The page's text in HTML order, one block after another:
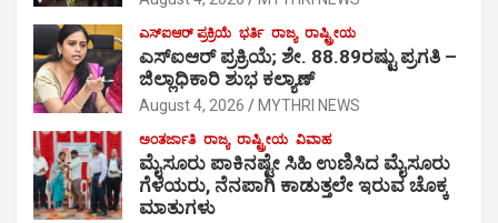
ಎಸ್‍ಐಆರ್ ಪ್ರಕ್ರಿಯೆ ಭರ್ತಿ ರಾಜ್ಯ ರಾಷ್ಟ್ರೀಯ
ಎಸ್‍ಐಆರ್ ಪ್ರಕ್ರಿಯೆ; ಶೇ. 88.89ರಷ್ಟು ಪ್ರಗತಿ –
ಜಿಲ್ಲಾಧಿಕಾರಿ ಶುಭ ಕಲ್ಯಾಣ್
August 4, 2026 MYTHRI NEWS
ಅಂತರ್ಜಾತಿ ರಾಜ್ಯ ರಾಷ್ಟ್ರೀಯ ವಿವಾಹ
ಮೈಸೂರು ಪಾಕಿನಷ್ಟೇ ಸಿಹಿ ಉಣಿಸಿದ ಮೈಸೂರು
ಗೆಳೆಯರು, ನೆನಪಾಗಿ ಕಾಡುತ್ತಲೇ ಇರುವ ಚೊಕ್ಕ
ಮಾತುಗಳು